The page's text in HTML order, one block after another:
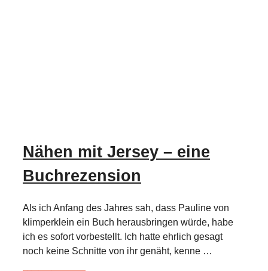
Nähen mit Jersey – eine
Buchrezension
Als ich Anfang des Jahres sah, dass Pauline von
klimperklein ein Buch herausbringen würde, habe
ich es sofort vorbestellt. Ich hatte ehrlich gesagt
noch keine Schnitte von ihr genäht, kenne …